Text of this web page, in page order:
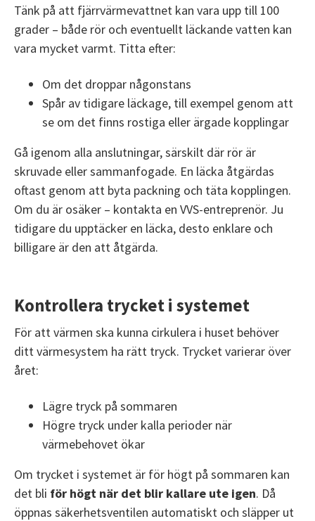
Tänk på att fjärrvärmevattnet kan vara upp till 100
grader – både rör och eventuellt läckande vatten kan
vara mycket varmt. Titta efter:
Om det droppar någonstans
Spår av tidigare läckage, till exempel genom att
se om det finns rostiga eller ärgade kopplingar
Gå igenom alla anslutningar, särskilt där rör är
skruvade eller sammanfogade. En läcka åtgärdas
oftast genom att byta packning och täta kopplingen.
Om du är osäker – kontakta en VVS-entreprenör. Ju
tidigare du upptäcker en läcka, desto enklare och
billigare är den att åtgärda.
Kontrollera trycket i systemet
För att värmen ska kunna cirkulera i huset behöver
ditt värmesystem ha rätt tryck. Trycket varierar över
året:
Lägre tryck på sommaren
Högre tryck under kalla perioder när
värmebehovet ökar
Om trycket i systemet är för högt på sommaren kan
det bli för högt när det blir kallare ute igen. Då
öppnas säkerhetsventilen automatiskt och släpper ut